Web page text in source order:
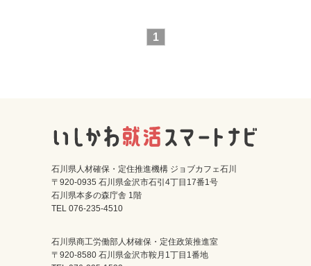
1
石川県人材確保・定住推進機構 ジョブカフェ石川
〒920-0935 石川県金沢市石引4丁目17番1号
石川県本多の森庁舎 1階
TEL 076-235-4510
石川県商工労働部人材確保・定住政策推進室
〒920-8580 石川県金沢市鞍月1丁目1番地